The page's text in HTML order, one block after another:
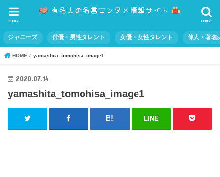
search
menu
ジャニーズ 俳優・男性タレント 女優・女性タレント 偉人・著名
HOME yamashita_tomohisa_image1
2020.07.14
yamashita_tomohisa_image1
LINE